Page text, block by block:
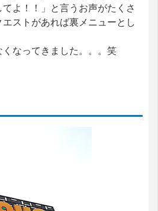
よ！！」と言うお声がたくさ
ストがあれば裏メニューとし
なってきました。。。笑